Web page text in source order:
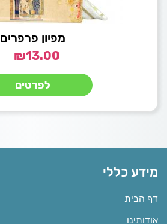
מפיון פרפרים
₪13.00
לפרטים
מידע כללי
דף הבית
אודותינו